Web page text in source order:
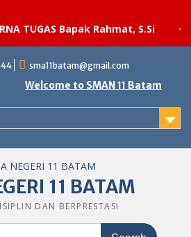
TUGAS Bapak Rahmat, S.Si
sma11batam@gmail.com
Welcome to SMAN 11 Batam
11 BATAM
DAN BERPRESTASI